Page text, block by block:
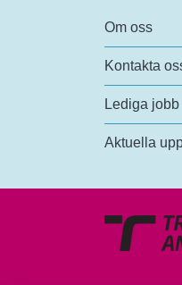
Om oss
Kontakta
Lediga jobb
Aktuella